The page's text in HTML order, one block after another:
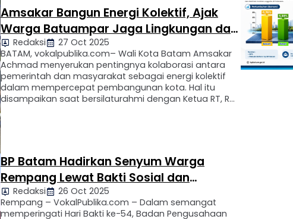
realisasi …
Amsakar Bangun Energi Kolektif, Ajak
Warga Batuampar Jaga Lingkungan dan
Dukung 15 Program Prioritas
Redaksi
27 Oct 2025
BATAM, vokalpublika.com– Wali Kota Batam Amsakar
Achmad menyerukan pentingnya kolaborasi antara
pemerintah dan masyarakat sebagai energi kolektif
dalam mempercepat pembangunan kota. Hal itu
disampaikan saat bersilaturahmi dengan Ketua RT, RW,
melainkan jembatan …
BP Batam Hadirkan Senyum Warga
Rempang Lewat Bakti Sosial dan
Layanan Kemanusiaan
Redaksi
26 Oct 2025
Rempang – VokalPublika.com – Dalam semangat
memperingati Hari Bakti ke-54, Badan Pengusahaan